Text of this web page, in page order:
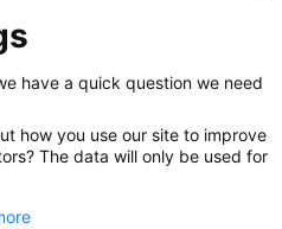
have a quick question we need
how you use our site to improve
The data will only be used for